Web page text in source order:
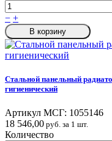
− +
В корзину
Стальной панельный
гигиенический
Артикул МСГ: 1055146
18 546,00 руб. за 1 шт.
Количество